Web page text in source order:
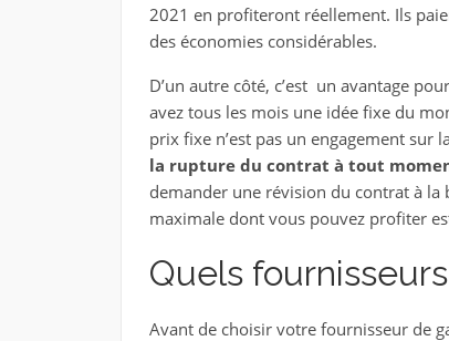
2021 en profiteront réellement. Ils
des économies considérables.
D’un autre côté, c’est un avantage
avez tous les mois une idée fixe du
prix fixe n’est pas un engagement sur
la rupture du contrat à tout
demander une révision du contrat à la
maximale dont vous pouvez profiter
Quels
Avant de choisir votre fournisseur de